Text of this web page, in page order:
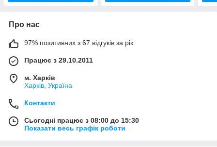
Про нас
97% позитивних з 67 відгуків за рік
Працює з 29.10.2011
м. Харків
Харків, Україна
Контакти
Сьогодні працює з 08:00 до 15:30
Показати весь графік роботи